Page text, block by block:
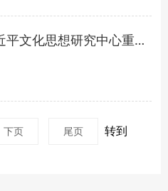
究中心重庆市协同研究基地2025年度重大项目
下页 尾页 转到